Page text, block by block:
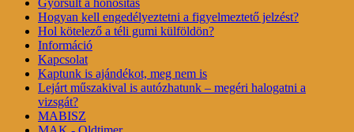
Hogyan kell engedélyeztetni a figyelmeztető jelzést?
Hol kötelező a téli gumi külföldön?
Információ
Kapcsolat
Kaptunk is ajándékot, meg nem is
Lejárt műszakival is autózhatunk – megéri halogatni a
vizsgát?
MABISZ